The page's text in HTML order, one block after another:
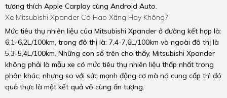
tương thích Apple Carplay cùng Android Auto.
Xe Mitsubishi Xpander Có Hao Xăng Hay Không?
Mức tiêu thụ nhiên liệu của Mitsubishi Xpander ở đường kết hợp là:
6,1-6,2L/100km, trong đô thị là: 7,4-7,6L/100km và ngoài đô thị là
5,3-5,4L/100km. Những con số trên cho thấy, Mitsubishi Xpander
không phải là mẫu xe có mức tiêu thụ nhiên liệu thấp nhất trong
phân khúc, nhưng so với sức mạnh động cơ mà nó cung cấp thì đó
quả thực là một kết quả vô cùng ấn tượng.